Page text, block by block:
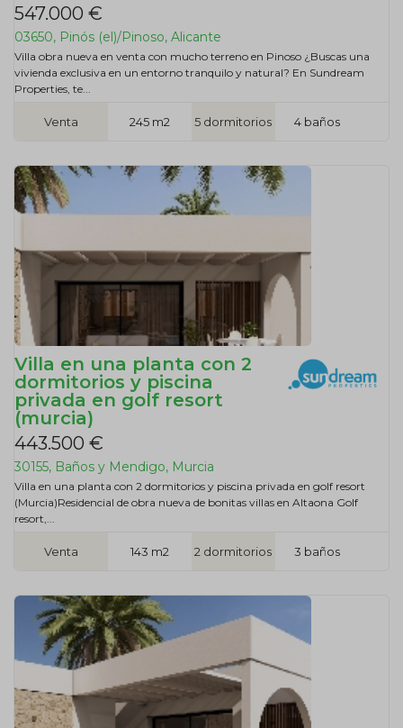
547.000 €
03650, Pinós (el)/Pinoso, Alicante
Villa obra nueva en venta con mucho terreno en Pinoso ¿Buscas una
vivienda exclusiva en un entorno tranquilo y natural? En Sundream
Properties, te...
Venta 245 m2 5 dormitorios 4 baños
Villa en una planta con 2
dormitorios y piscina
privada en golf resort
(murcia)
443.500 €
30155, Baños y Mendigo, Murcia
Villa en una planta con 2 dormitorios y piscina privada en golf resort
(Murcia)Residencial de obra nueva de bonitas villas en Altaona Golf
resort,...
Venta 143 m2 2 dormitorios 3 baños